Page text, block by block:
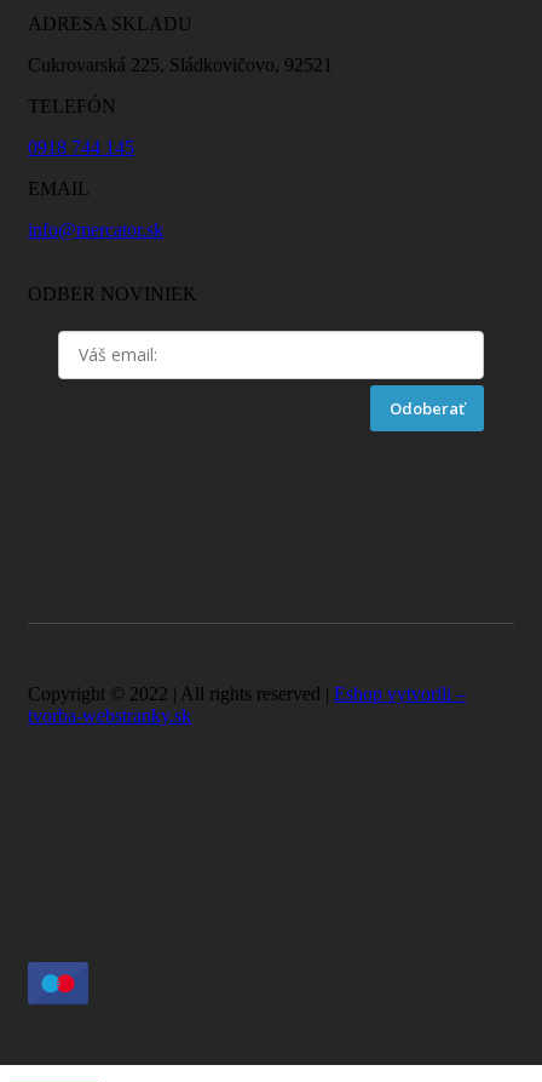
ADRESA SKLADU
Cukrovarská 225, Sládkovičovo, 92521
TELEFÓN
0918 744 145
EMAIL
info@mercator.sk
ODBER NOVINIEK
Odoberať
Copyright © 2022 | All rights reserved | Eshop vytvorili –
tvorba-webstranky.sk